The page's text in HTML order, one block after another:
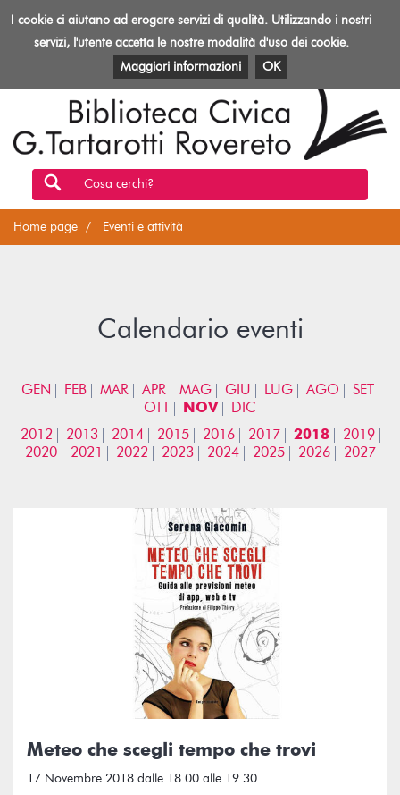
Toggle
Biblioteca
Rovereto
EVENTI E ATTIVITÀ PATRIMONIO E RISORSE
Cosa cerchi?
Home page Eventi e attività
Calendario eventi
GEN FEB MAR APR MAG GIU LUG AGO
SET
OTT
NOV
DIC
2012
2013 2014 2015 2016 2017 2018
2019
2020
2021 2022 2023 2024 2025 2026 2027
Meteo che scegli tempo che trovi
17 Novembre 2018 dalle 18.00 alle 19.30
I cookie ci aiutano ad erogare servizi di qualità. Utilizzando i nostri
servizi, l'utente accetta le nostre modalità d'uso dei cookie.
Maggiori informazioni
OK